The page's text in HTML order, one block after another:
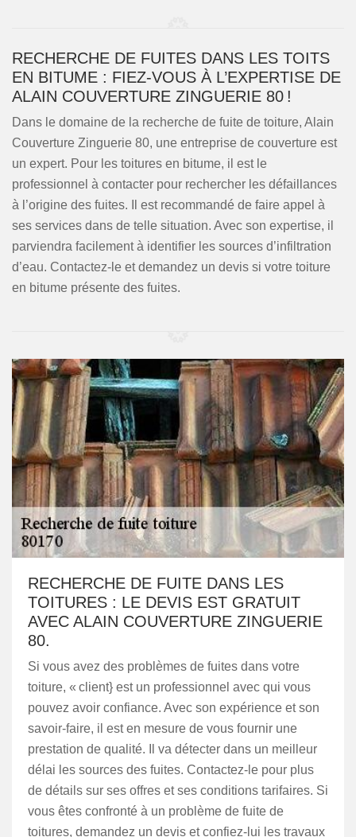
RECHERCHE DE FUITES DANS LES TOITS
EN BITUME : FIEZ-VOUS À L’EXPERTISE DE
ALAIN COUVERTURE ZINGUERIE 80 !
Dans le domaine de la recherche de fuite de toiture, Alain
Couverture Zinguerie 80, une entreprise de couverture est
un expert. Pour les toitures en bitume, il est le
professionnel à contacter pour rechercher les défaillances
à l’origine des fuites. Il est recommandé de faire appel à
ses services dans de telle situation. Avec son expertise, il
parviendra facilement à identifier les sources d’infiltration
d’eau. Contactez-le et demandez un devis si votre toiture
en bitume présente des fuites.
RECHERCHE DE FUITE DANS LES
TOITURES : LE DEVIS EST GRATUIT
AVEC ALAIN COUVERTURE ZINGUERIE
80.
Si vous avez des problèmes de fuites dans votre
toiture, « client} est un professionnel avec qui vous
pouvez avoir confiance. Avec son expérience et son
savoir-faire, il est en mesure de vous fournir une
prestation de qualité. Il va détecter dans un meilleur
délai les sources des fuites. Contactez-le pour plus
de détails sur ses offres et ses conditions tarifaires. Si
vous êtes confronté à un problème de fuite de
toitures, demandez un devis et confiez-lui les travaux